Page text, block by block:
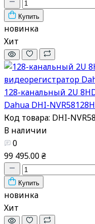
Купить
новинка
Хит
128-канальный 2U
Dahua DHI-
Код товара: DHI-
В наличии
0
99 495.00 ₴
Купить
новинка
Хит